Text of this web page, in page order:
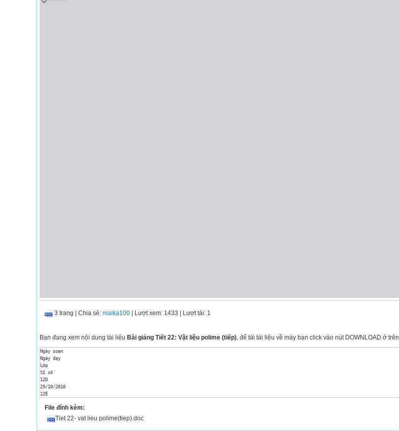
3 trang Chia sẻ: maika100 | Lượt xem: 1433 | Lượt tải: 1
Bạn đang xem nội dung tài liệu Bài giảng Tiết 22: Vật liệu polime (tiếp), để tải tài liệu về máy bạn click vào nút DOWNLOAD ở trên
Ngày soạn
Ngày dạy
Lớp
Sĩ số
12D
29/10/2010
12E
Tiết 22: VẬT LIỆU POLIME
(Tiếp)
I. Mục tiêu bài học:
File đính kèm:
Tiet 22- vat lieu polime(tiep).doc